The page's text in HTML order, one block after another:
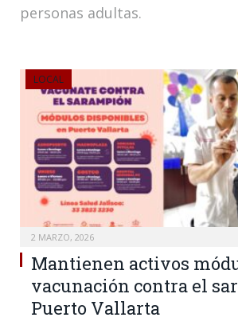
personas adultas.
LOCAL
2 MARZO, 2026
Mantienen activos
vacunación contra el
Puerto Vallarta